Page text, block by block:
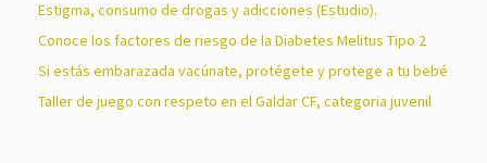
Estigma, consumo de drogas y adicciones (Estudio).
Conoce los factores de riesgo de la Diabetes Melitus Tipo 2
Si estás embarazada vacúnate, protégete y protege a tu bebé
Taller de juego con respeto en el Galdar CF, categoria juvenil